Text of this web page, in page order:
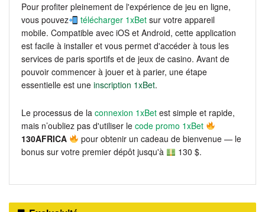
Pour profiter pleinement de l'expérience de jeu en ligne,
vous pouvez
télécharger 1xBet sur votre appareil
mobile. Compatible avec iOS et Android, cette application
est facile à installer et vous permet d'accéder à tous les
services de paris sportifs et de jeux de casino. Avant de
pouvoir commencer à jouer et à parier, une étape
essentielle est une inscription 1xBet.
Le processus de la connexion 1xBet est simple et rapide,
mais n’oubliez pas d'utiliser le code promo 1xBet
130AFRICA
pour obtenir un cadeau de bienvenue — le
bonus sur votre premier dépôt jusqu'à
130 $.